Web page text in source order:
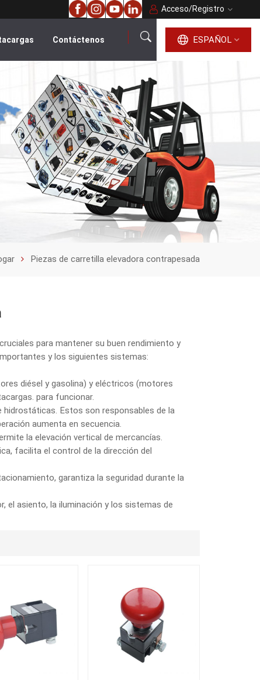
Acceso/Registro
Contáctenos ESPAÑOL
español
English
français
русский
português
العربية
Piezas de carretilla elevadora contrapesada
para mantener su buen rendimiento y
y los siguientes sistemas:
diésel y gasolina) y eléctricos (motores
para funcionar.
hidrostáticas. Estos son responsables de la
aumenta en secuencia.
la elevación vertical de mercancías.
facilita el control de la dirección del
garantiza la seguridad durante la
el asiento, la iluminación y los sistemas de